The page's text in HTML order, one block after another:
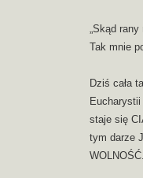
„Skąd
Tak mnie
Dziś cała
staje się
tym darze